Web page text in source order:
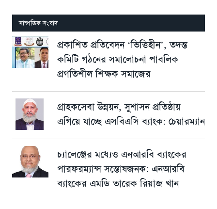
সাম্প্রতিক সংবাদ
প্রকাশিত প্রতিবেদন ‘ভিত্তিহীন’, তদন্ত
কমিটি গঠনের সমালোচনা পাবলিক
প্রগতিশীল শিক্ষক সমাজের
গ্রাহকসেবা উন্নয়ন, সুশাসন প্রতিষ্ঠায়
এগিয়ে যাচ্ছে এসবিএসি ব্যাংক: চেয়ারম্যান
চ্যালেঞ্জের মধ্যেও এনআরবি ব্যাংকের
পারফরম্যান্স সন্তোষজনক: এনআরবি
ব্যাংকের এমডি তারেক রিয়াজ খান